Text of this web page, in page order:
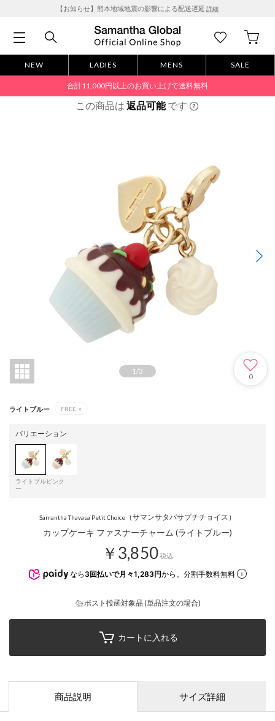
【お知らせ】熊本地域地震の影響による配送遅延 詳細
NEW LADIES MENS SALE
合計11,000円以上のお買い上げで送料無料
この商品は 返品可能です
1/3
0
ライトブルー FREE ×
バリエーション
ライトブル
ー
ピンク
Samantha Thavasa Petit Choice （サマンサタバサプチチョイス）
カップケーキ ファスナーチャーム (ライトブルー)
￥3,850税込
なら 3回払いで月々1,283円から。分割手数料無料
ポスト投函対象品 (単品注文の場合)
カートに入れる
商品説明 サイズ詳細